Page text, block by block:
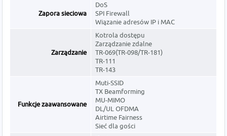
Zapora sieciowa
DoS
SPI Firewall
Wiązanie adresów IP i MAC
Zarządzanie
Kotrola dostępu
Zarządzanie zdalne
TR-069(TR-098/TR-181)
TR-111
TR-143
Funkcje zaawansowane
Muti-SSID
TX Beamforming
MU-MIMO
DL/UL OFDMA
Airtime Fairness
Sieć dla gości